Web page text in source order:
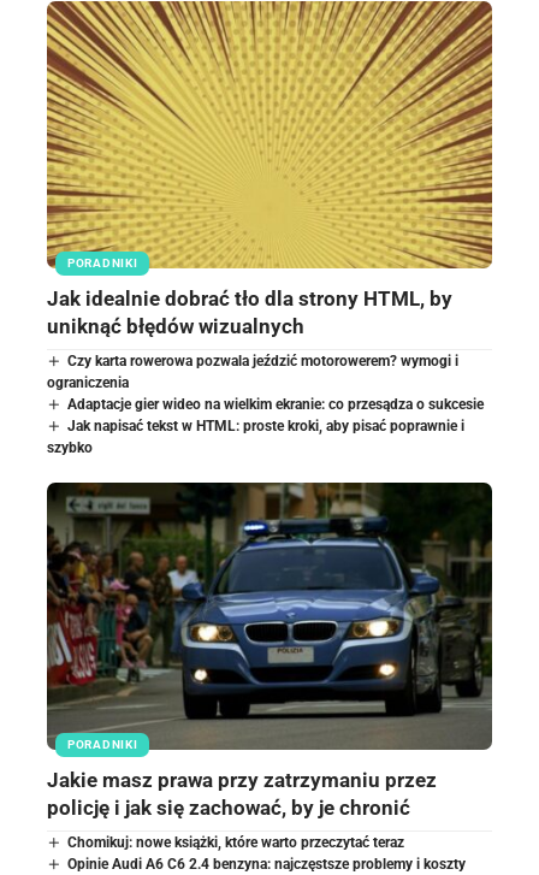
PORADNIKI
Jak idealnie dobrać tło dla strony HTML, by
uniknąć błędów wizualnych
Czy karta rowerowa pozwala jeździć motorowerem? wymogi i
ograniczenia
Adaptacje gier wideo na wielkim ekranie: co przesądza o sukcesie
Jak napisać tekst w HTML: proste kroki, aby pisać poprawnie i
szybko
PORADNIKI
Jakie masz prawa przy zatrzymaniu przez
policję i jak się zachować, by je chronić
Chomikuj: nowe książki, które warto przeczytać teraz
Opinie Audi A6 C6 2.4 benzyna: najczęstsze problemy i koszty